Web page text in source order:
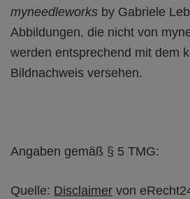
myneedleworks by Gabriele
Abbildungen, die nicht von
werden entsprechend mit dem
Bildnachweis versehen.
Angaben gemäß § 5 TMG:
Quelle: Disclaimer von